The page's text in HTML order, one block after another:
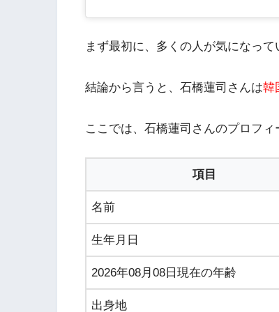
まず最初に、多くの人が気になっ
結論から言うと、石橋蓮司さんは韓
ここでは、石橋蓮司さんのプロフ
項目
名前
生年月日
2026年08月08日現在の年齢
出身地